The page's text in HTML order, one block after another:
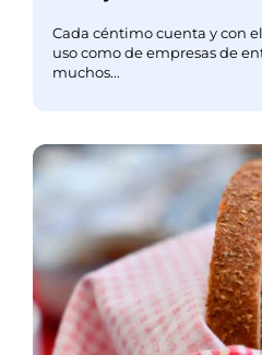
Cada céntimo cuenta y con
uso como de empresas de
muchos...